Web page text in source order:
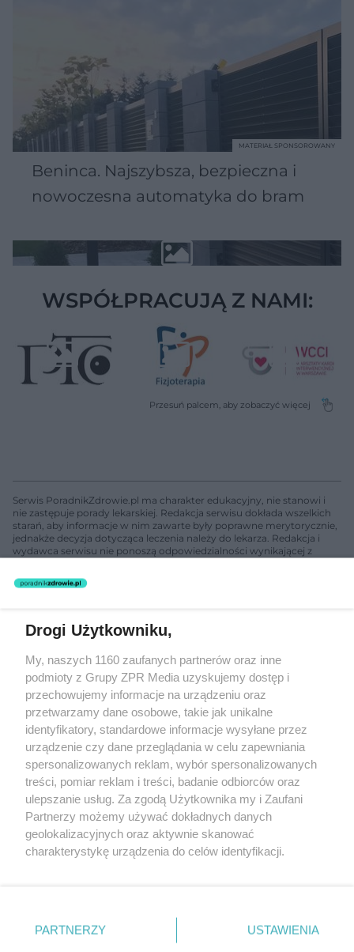
Beninca. Najszybsza, bezpieczna i
nowoczesna automatyka do bram
MATERIAŁ SPONSOROWANY
WSPÓŁPRACUJĄ Z NAMI:
Serwis PoradnikZdrowie.pl ma charakter edukacyjny, nie stanowi i
nie zastępuje porady lekarskiej. Redakcja serwisu dokłada wszelkich
starań, aby informacje w nim zawarte były poprawne merytorycznie,
jednakże decyzja dotycząca leczenia należy do lekarza. Redakcja i
wydawca serwisu nie ponoszą odpowiedzialności wynikającej z
nie prowadzi działalności leczniczej polegającej na udzielaniu
świadczeń zdrowotnych w rozumieniu art. 3 ust 1 ustawy o
rozpowszechniany lub dalej rozpowszechniany w jakikolwiek sposób
(w tym także elektroniczny lub mechaniczny) na jakimkolwiek polu
eksploatacji w jakiejkolwiek formie, włącznie z umieszczaniem w
Internecie bez pisemnej zgody właściciela praw. Jakiekolwiek użycie
lub wykorzystanie utworów w całości lub w części z naruszeniem
prawa, tzn. bez właściwej zgody, jest zabronione pod groźbą kary i
może być ścigane prawnie.
O nas
Nasze serwisy
Drogi Użytkowniku,
My, naszych 1160 zaufanych partnerów oraz inne
podmioty z Grupy ZPR Media uzyskujemy dostęp i
przechowujemy informacje na urządzeniu oraz
przetwarzamy dane osobowe, takie jak unikalne
identyfikatory, standardowe informacje wysyłane przez
urządzenie czy dane przeglądania w celu zapewniania
spersonalizowanych reklam, wybór spersonalizowanych
treści, pomiar reklam i treści, badanie odbiorców oraz
ulepszanie usług. Za zgodą Użytkownika my i Zaufani
Partnerzy możemy używać dokładnych danych
geolokalizacyjnych oraz aktywnie skanować
charakterystykę urządzenia do celów identyfikacji.
zmienić/wycofać klikając przycisk ustawień prywatności
znajdujący się w lewym dolnym rogu strony
PARTNERZY USTAWIENIA